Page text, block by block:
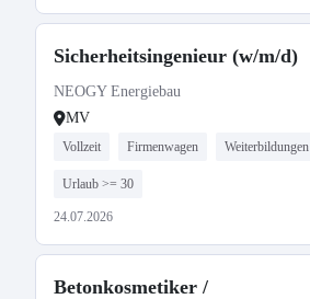
Sicherheitsingenieur (w/m/d)
NEOGY Energiebau
MV
Vollzeit Firmenwagen Weiterbildungen
Urlaub >= 30
24.07.2026
Betonkosmetiker /